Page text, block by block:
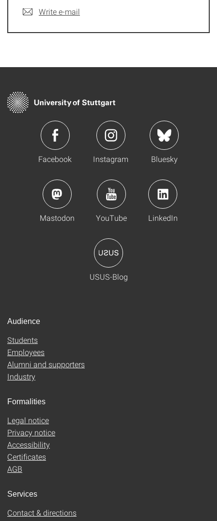
Write e-mail
Facebook Instagram Bluesky
Mastodon YouTube LinkedIn
USUS-Blog
Audience
Students
Employees
Alumni and supporters
Industry
Formalities
Legal notice
Privacy notice
Accessibility
Certificates
AGB
Services
Contact & directions